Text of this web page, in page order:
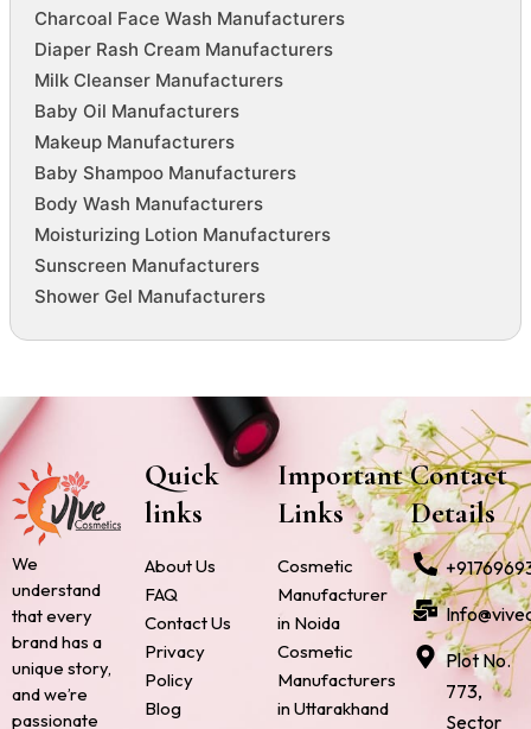
Charcoal Face Wash Manufacturers
Diaper Rash Cream Manufacturers
Milk Cleanser Manufacturers
Baby Oil Manufacturers
Makeup Manufacturers
Baby Shampoo Manufacturers
Body Wash Manufacturers
Moisturizing Lotion Manufacturers
Sunscreen Manufacturers
Shower Gel Manufacturers
We
understand
that every
brand has a
unique story,
and we’re
passionate
Quick
links
About Us
FAQ
Contact Us
Privacy
Policy
Blog
Important
Links
Cosmetic
Manufacturer
in Noida
Cosmetic
Manufacturers
in Uttarakhand
Contact
Details
Plot No.
773,
Sector